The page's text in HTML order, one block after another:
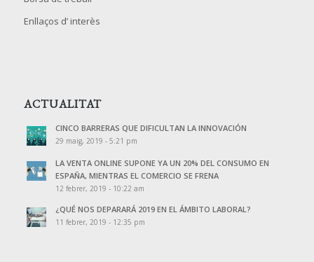
Enllaços d’ interès
ACTUALITAT
CINCO BARRERAS QUE DIFICULTAN LA INNOVACIÓN
29 maig, 2019 - 5:21 pm
LA VENTA ONLINE SUPONE YA UN 20% DEL CONSUMO EN
ESPAÑA, MIENTRAS EL COMERCIO SE FRENA
12 febrer, 2019 - 10:22 am
¿QUÉ NOS DEPARARÁ 2019 EN EL ÁMBITO LABORAL?
11 febrer, 2019 - 12:35 pm